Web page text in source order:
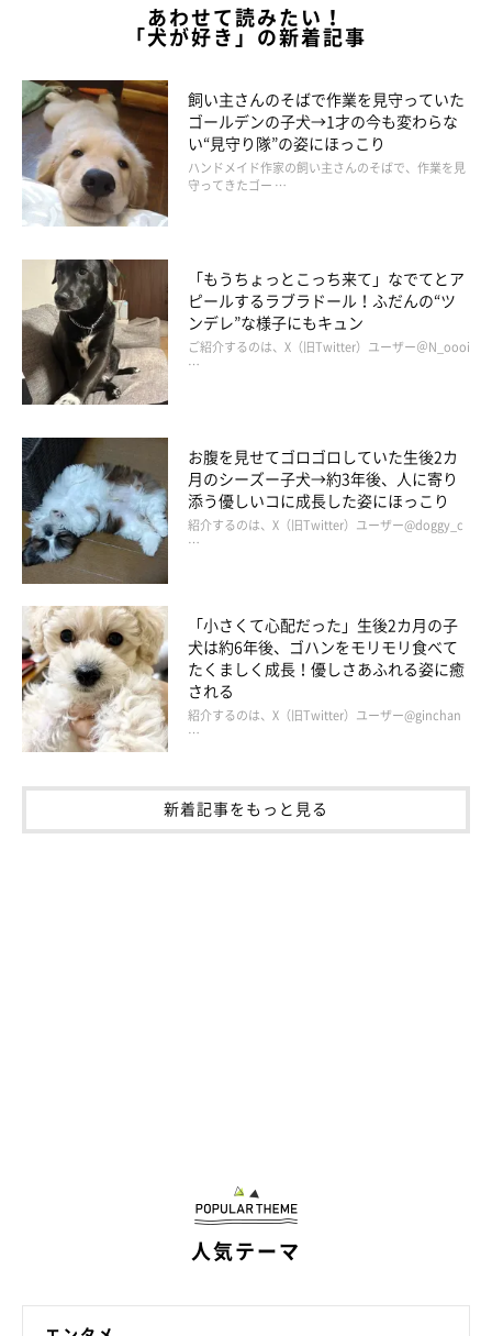
あわせて読みたい！
「犬が好き」の新着記事
飼い主さんのそばで作業を見守っていた
ゴールデンの子犬→1才の今も変わらな
い“見守り隊”の姿にほっこり
ハンドメイド作家の飼い主さんのそばで、作業を見
守ってきたゴー …
「もうちょっとこっち来て」なでてとア
ピールするラブラドール！ふだんの“ツ
ンデレ”な様子にもキュン
ご紹介するのは、X（旧Twitter）ユーザー＠N_oooi
…
お腹を見せてゴロゴロしていた生後2カ
月のシーズー子犬→約3年後、人に寄り
添う優しいコに成長した姿にほっこり
紹介するのは、X（旧Twitter）ユーザー@doggy_c
…
「小さくて心配だった」生後2カ月の子
犬は約6年後、ゴハンをモリモリ食べて
たくましく成長！優しさあふれる姿に癒
される
紹介するのは、X（旧Twitter）ユーザー@ginchan
…
新着記事をもっと見る
人気テーマ